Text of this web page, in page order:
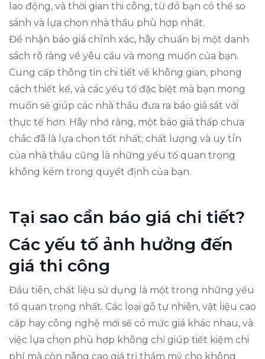
lao động, và thời gian thi công, từ đó bạn có thể so
sánh và lựa chọn nhà thầu phù hợp nhất.
Để nhận báo giá chính xác, hãy chuẩn bị một danh
sách rõ ràng về yêu cầu và mong muốn của bạn.
Cung cấp thông tin chi tiết về không gian, phong
cách thiết kế, và các yếu tố đặc biệt mà bạn mong
muốn sẽ giúp các nhà thầu đưa ra báo giá sát với
thực tế hơn. Hãy nhớ rằng, một báo giá thấp chưa
chắc đã là lựa chọn tốt nhất; chất lượng và uy tín
của nhà thầu cũng là những yếu tố quan trọng
không kém trong quyết định của bạn.
Tại sao cần báo giá chi tiết?
Các yếu tố ảnh hưởng đến
giá thi công
Đầu tiên, chất liệu sử dụng là một trong những yếu
tố quan trọng nhất. Các loại gỗ tự nhiên, vật liệu cao
cấp hay công nghệ mới sẽ có mức giá khác nhau, và
việc lựa chọn phù hợp không chỉ giúp tiết kiệm chi
phí mà còn nâng cao giá trị thẩm mỹ cho không